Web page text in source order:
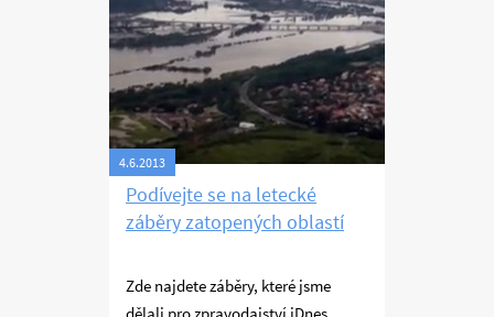
šéfem blogu iDnes. Já jsem letěl a
on všechno fotil a nakonec napsal,
takže fotky a psaní jsou jeho dílo,
ale chci se s nimi stejně pochlubit.
Tato část se věnuje přeletu Alp
cestou zpět.
4.6.2013
Podívejte se na letecké
záběry zatopených oblastí
Zde najdete záběry, které jsme